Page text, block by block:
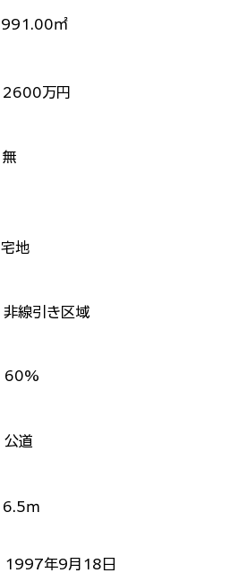
991.00㎡
2600万円
無
宅地
非線引き区域
60%
公道
6.5ｍ
1997年9月18日